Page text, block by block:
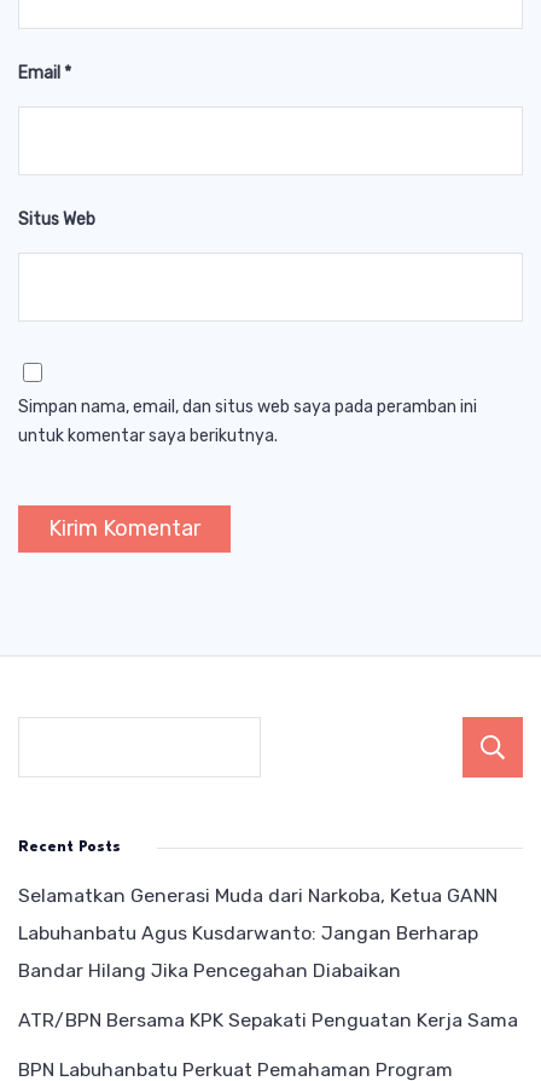
Email *
Situs Web
Simpan nama, email, dan situs web saya pada peramban ini
untuk komentar saya berikutnya.
Recent Posts
Selamatkan Generasi Muda dari Narkoba, Ketua GANN
Labuhanbatu Agus Kusdarwanto: Jangan Berharap
Bandar Hilang Jika Pencegahan Diabaikan
ATR/BPN Bersama KPK Sepakati Penguatan Kerja Sama
BPN Labuhanbatu Perkuat Pemahaman Program